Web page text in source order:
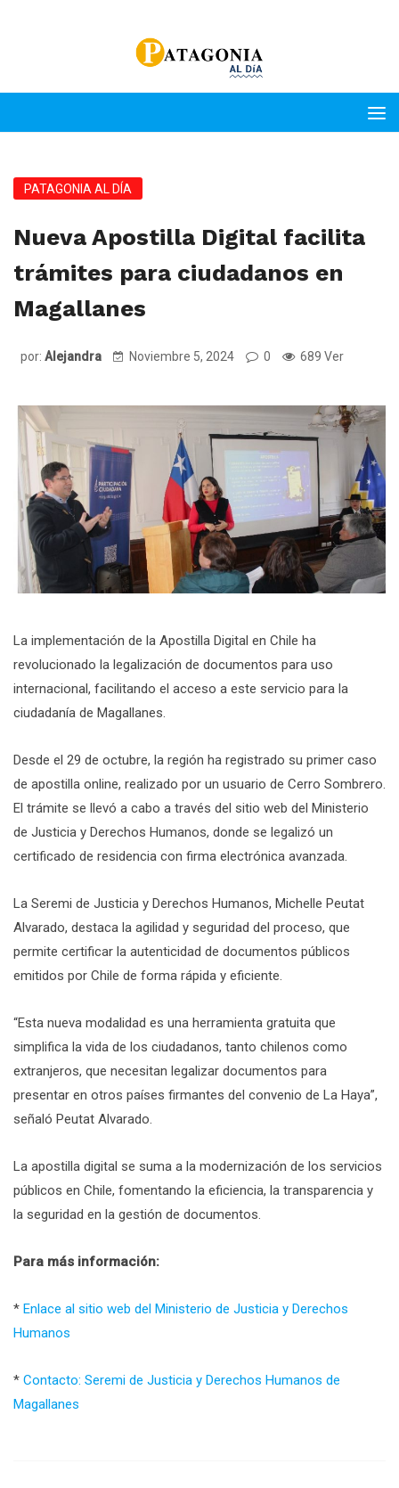
PATAGONIA AL DÍA
Nueva Apostilla Digital facilita
trámites para ciudadanos en
Magallanes
por: Alejandra Noviembre 5, 2024 0 689 Ver
La implementación de la Apostilla Digital en Chile ha
revolucionado la legalización de documentos para uso
internacional, facilitando el acceso a este servicio para la
ciudadanía de Magallanes.
Desde el 29 de octubre, la región ha registrado su primer caso
de apostilla online, realizado por un usuario de Cerro Sombrero.
El trámite se llevó a cabo a través del sitio web del Ministerio
de Justicia y Derechos Humanos, donde se legalizó un
certificado de residencia con firma electrónica avanzada.
La Seremi de Justicia y Derechos Humanos, Michelle Peutat
Alvarado, destaca la agilidad y seguridad del proceso, que
permite certificar la autenticidad de documentos públicos
emitidos por Chile de forma rápida y eficiente.
“Esta nueva modalidad es una herramienta gratuita que
simplifica la vida de los ciudadanos, tanto chilenos como
extranjeros, que necesitan legalizar documentos para
presentar en otros países firmantes del convenio de La Haya”,
señaló Peutat Alvarado.
La apostilla digital se suma a la modernización de los servicios
públicos en Chile, fomentando la eficiencia, la transparencia y
la seguridad en la gestión de documentos.
Para más información:
* Enlace al sitio web del Ministerio de Justicia y Derechos
Humanos
* Contacto: Seremi de Justicia y Derechos Humanos de
Magallanes